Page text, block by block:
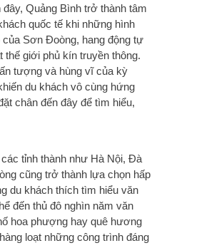
đây, Quảng Bình trở thành tâm
quốc tế khi những hình
của Sơn Đoòng, hang động tự
thế giới phủ kín truyền thông.
tượng và hùng vĩ của kỳ
du khách vô cùng hứng
chân đến đây để tìm hiểu,
tỉnh thành như Hà Nội, Đà
cũng trở thành lựa chọn hấp
du khách thích tìm hiểu văn
đến thủ đô nghìn năm văn
hoa phượng hay quê hương
loạt những công trình đáng